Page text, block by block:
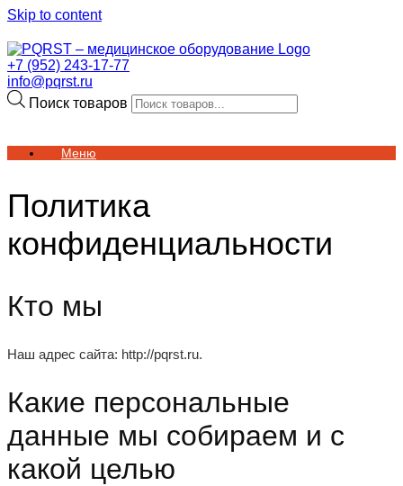
Skip to content
+7 (952) 243-17-77
info@pqrst.ru
Поиск товаров
Меню
Политика
конфиденциальности
Кто мы
Наш адрес сайта: http://pqrst.ru.
Какие персональные
данные мы собираем и с
какой целью